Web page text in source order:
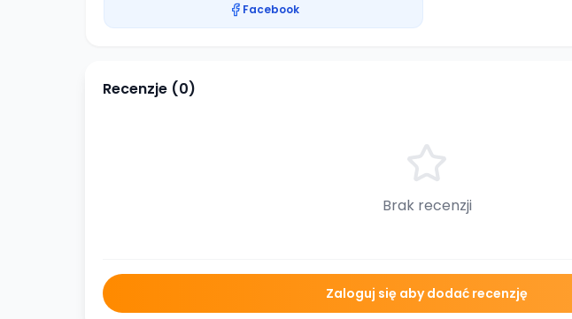
Facebook
Recenzje (0)
Brak recenzji
Zaloguj się aby dodać recenzję